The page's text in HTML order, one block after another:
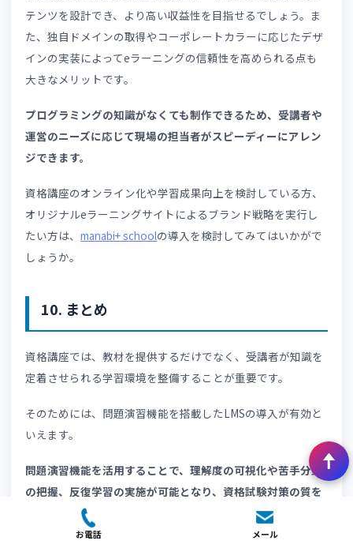
コミによる新規受講者の紹介につながるでしょう。
8-2. 合格率向上を目指せる
問題演習を中心とした学習設計により応用力を身につけら
れ、試験本番も動じることなく対応しやすくなるでしょう
受講者の合格率向上は、資格講座のブランディングにつな
る大きなメリットといえます。
8-3. 運営業務を効率化できる
LMSによって受講管理や採点業務が自動化するため、少人
の運営体制でも多くの受講者を適切に管理できます。
今後受講者数が増加したり多拠点展開をしたりしても、運
や講座の質を均一化しやすくなるでしょう。
eラーニングのスケーラビリティについては、👉
グはスケーリングできる？」
で解説しています。大規模運